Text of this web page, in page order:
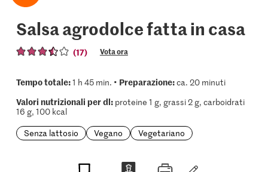
Salsa agrodolce fatta in casa
(17) Vota ora
Tempo totale:1 h 45 min. • Preparazione:ca. 20 minuti
Valori nutrizionali per dl:proteine 1 g, grassi 2 g, carboidrati
16 g, 100 kcal
Senza lattosio
Vegano Vegetariano